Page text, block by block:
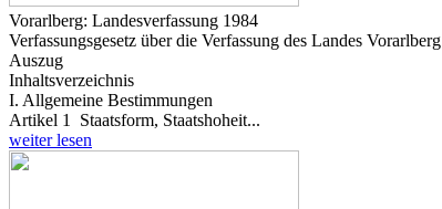
Vorarlberg: Landesverfassung 1984
Verfassungsgesetz über die Verfassung des Landes Vorarlberg
Auszug
Inhaltsverzeichnis
I. Allgemeine Bestimmungen
Artikel 1 Staatsform, Staatshoheit...
weiter lesen